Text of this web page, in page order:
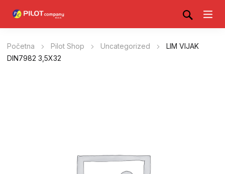
Početna Pilot Shop Uncategorized
LIM VIJAK
DIN7982 3,5X32